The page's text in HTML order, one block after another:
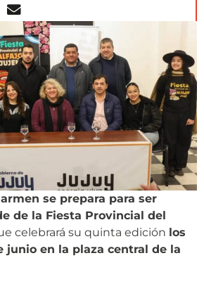
se prepara para ser
de la Fiesta Provincial del
celebrará su quinta edición los
junio en la plaza central de la